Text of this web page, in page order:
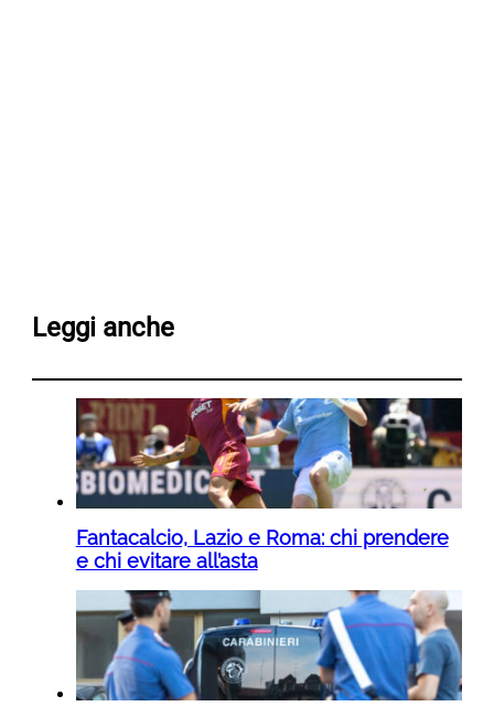
Leggi anche
Fantacalcio, Lazio e Roma: chi prendere
e chi evitare all’asta